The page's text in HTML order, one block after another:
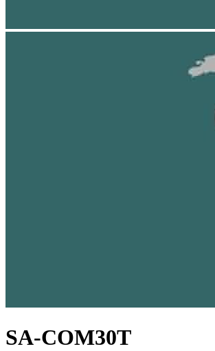
SA-COM30T